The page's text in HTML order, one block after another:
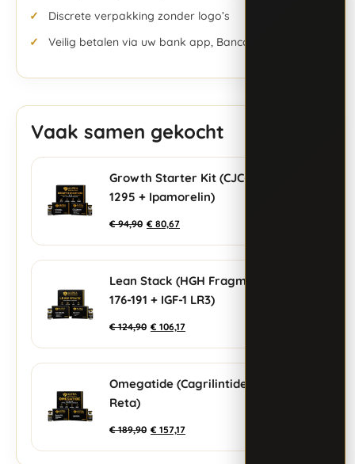
Discrete verpakking zonder logo’s
Veilig betalen via uw bank app, Bancontact & meer
Vaak samen gekocht
Growth Starter Kit (CJC-
1295 + Ipamorelin)
€94,90 € 80,67
Lean Stack (HGH Fragment
176-191 + IGF-1 LR3)
€124,90 € 106,17
Omegatide (Cagrilintide +
Reta)
€189,90 € 157,17